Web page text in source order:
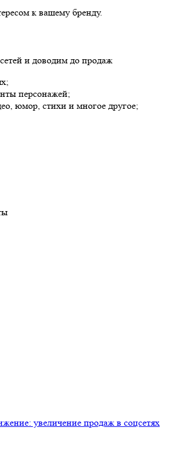
к вашему бренду.
и доводим до продаж
персонажей;
юмор, стихи и многое другое;
увеличение продаж в соцсетях